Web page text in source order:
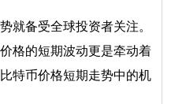
就备受全球投资者关注。
格的短期波动更是牵动着
特币价格短期走势中的机